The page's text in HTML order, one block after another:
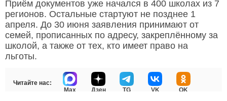
Приём документов уже начался в 400 школах из 7
регионов. Остальные стартуют не позднее 1
апреля. До 30 июня заявления принимают от
семей, прописанных по адресу, закреплённому за
школой, а также от тех, кто имеет право на
льготы.
Читайте нас:
Max
Дзен TG VK OK